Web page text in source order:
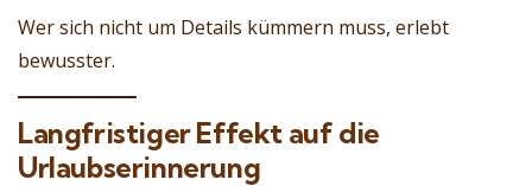
Wer sich nicht um Details kümmern muss, erlebt
bewusster.
Langfristiger Effekt auf die
Urlaubserinnerung